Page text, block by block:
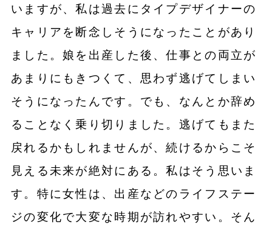
いますが、私は過去にタイプデザイナーの
キャリアを断念しそうになったことがあり
ました。娘を出産した後、仕事との両立が
あまりにもきつくて、思わず逃げてしまい
そうになったんです。でも、なんとか辞め
ることなく乗り切りました。逃げてもまた
戻れるかもしれませんが、続けるからこそ
見える未来が絶対にある。私はそう思いま
す。特に女性は、出産などのライフステー
ジの変化で大変な時期が訪れやすい。そん